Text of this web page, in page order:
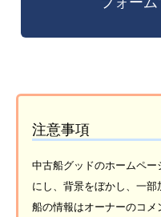
注意事項
中古船グッドのホームペ
にし、背景をぼかし、一部
船の情報はオーナーのコメ